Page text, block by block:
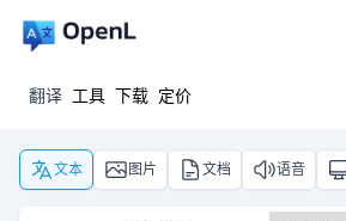
翻译 工具 下载 定价
文本 图片 文档 语音